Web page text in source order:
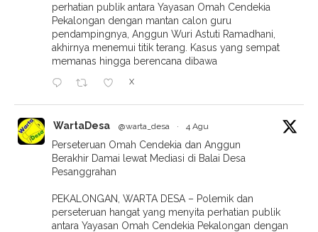
perhatian publik antara Yayasan Omah Cendekia
Pekalongan dengan mantan calon guru
pendampingnya, Anggun Wuri Astuti Ramadhani,
akhirnya menemui titik terang. Kasus yang sempat
memanas hingga berencana dibawa
X
WartaDesa @warta_desa · 4 Agu
Perseteruan Omah Cendekia dan Anggun
Berakhir Damai lewat Mediasi di Balai Desa
Pesanggrahan
PEKALONGAN, WARTA DESA – Polemik dan
perseteruan hangat yang menyita perhatian publik
antara Yayasan Omah Cendekia Pekalongan dengan